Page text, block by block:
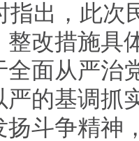
指出，此次
整改措施具
全面从严治
严的基调抓
扬斗争精神